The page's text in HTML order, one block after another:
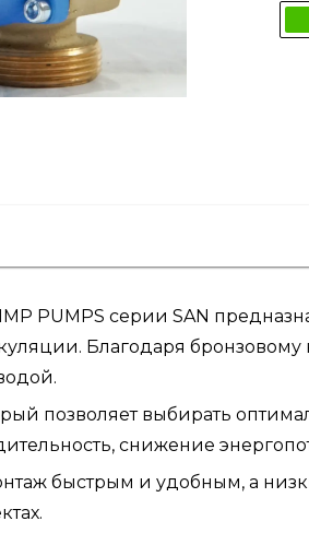
PUMPS серии SAN
Благодаря
позволяет выбирать
снижение
быстрым и удобным, а